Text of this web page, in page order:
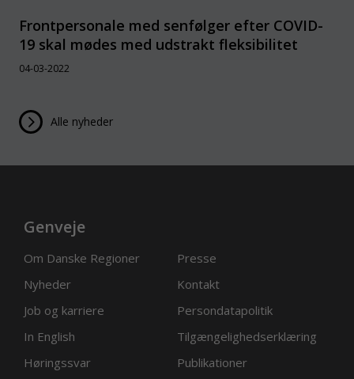
Frontpersonale med senfølger efter COVID-
19 skal mødes med udstrakt fleksibilitet
04-03-2022
Alle nyheder
Genveje
Om Danske Regioner
Presse
Nyheder
Kontakt
Job og karriere
Persondatapolitik
In English
Tilgængelighedserklæring
Høringssvar
Publikationer